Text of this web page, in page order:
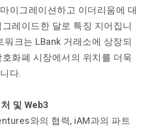
이그레이션하고 이더리움에 대
레이드한 달로 특징 지어집니
워크는 LBank 거래소에 상장되
화폐 시장에서의 위치를 더욱
다.
및 Web3
와의 협력, iAM과의 파트